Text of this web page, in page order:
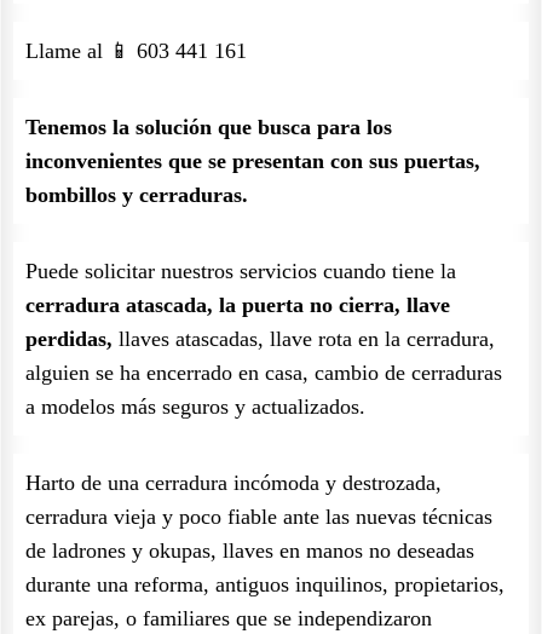
Llame al 📱 603 441 161
Tenemos la solución que busca para los
inconvenientes que se presentan con sus puertas,
bombillos y cerraduras.
Puede solicitar nuestros servicios cuando tiene la
cerradura atascada, la puerta no cierra, llave
perdidas, llaves atascadas, llave rota en la cerradura,
alguien se ha encerrado en casa, cambio de cerraduras
a modelos más seguros y actualizados.
Harto de una cerradura incómoda y destrozada,
cerradura vieja y poco fiable ante las nuevas técnicas
de ladrones y okupas, llaves en manos no deseadas
durante una reforma, antiguos inquilinos, propietarios,
ex parejas, o familiares que se independizaron